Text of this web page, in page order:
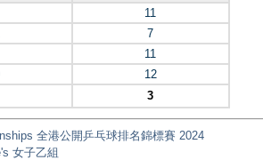
11
7
11
12
3
全港公開乒乓球排名錦標賽 2024
女子乙組